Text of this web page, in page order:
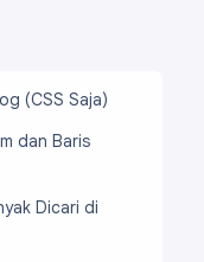
(CSS Saja)
dan Baris
Dicari di